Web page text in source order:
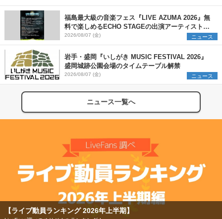
演者7組を発表 ワークショッ
プ・アート出展者を募集
福島最大級の音楽フェス『LIVE AZUMA 2026』無
料で楽しめるECHO STAGEの出演アーティストを
発表
2026/08/07 (金) ニュース
岩手・盛岡『いしがき MUSIC FESTIVAL 2026』
盛岡城跡公園会場のタイムテーブル解禁
2026/08/07 (金) ニュース
ニュース一覧へ
【ライブ動員ランキング 2026年上半期】